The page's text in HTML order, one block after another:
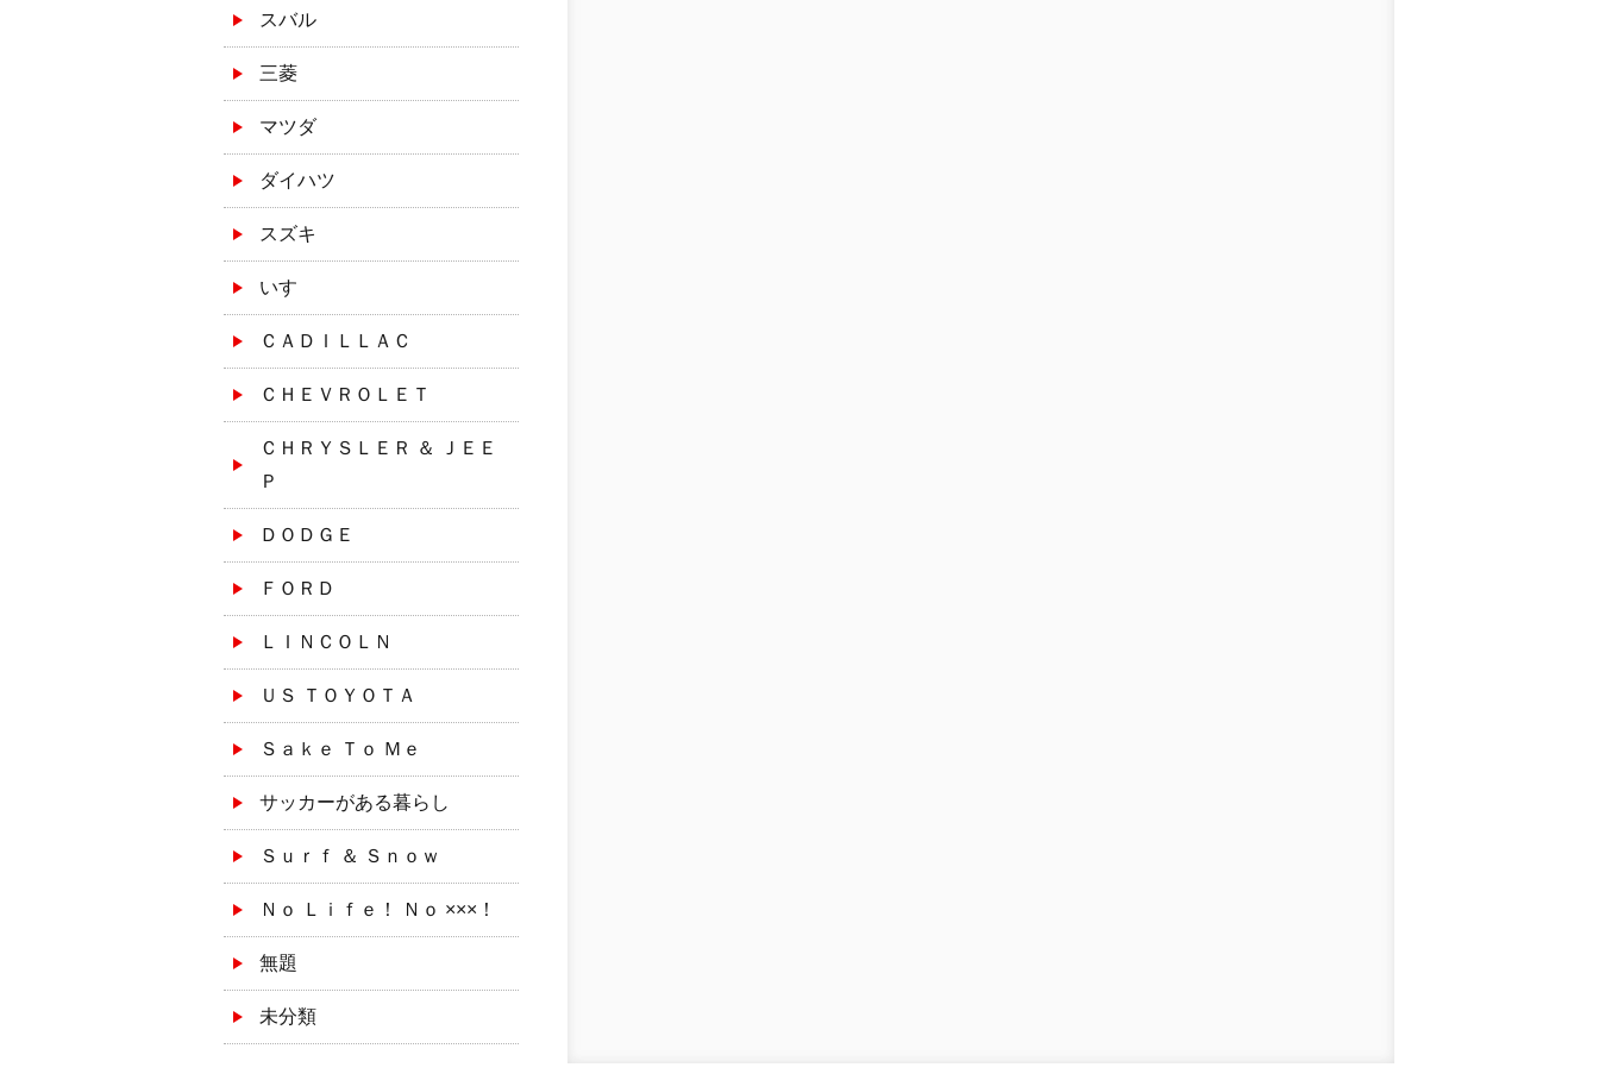
スバル
三菱
マツダ
ダイハツ
スズキ
いすゞ
ＣＡＤＩＬＬＡＣ
ＣＨＥＶＲＯＬＥＴ
ＣＨＲＹＳＬＥＲ ＆ ＪＥＥ
Ｐ
ＤＯＤＧＥ
ＦＯＲＤ
ＬＩＮＣＯＬＮ
ＵＳ ＴＯＹＯＴＡ
Ｓａｋｅ Ｔｏ Ｍｅ
サッカーがある暮らし
Ｓｕｒｆ ＆ Ｓｎｏｗ
Ｎｏ Ｌｉｆｅ！ Ｎｏ ×××！
無題
未分類